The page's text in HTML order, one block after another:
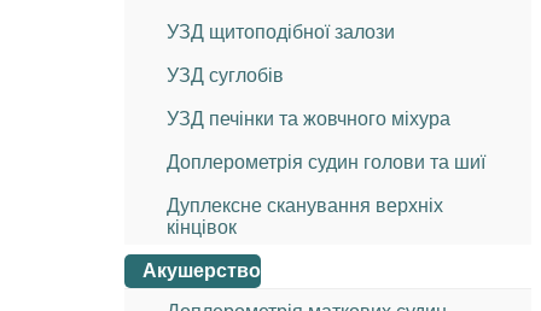
УЗД щитоподібної залози
УЗД суглобів
УЗД печінки та жовчного міхура
Доплерометрія судин голови та шиї
Дуплексне сканування верхніх
кінцівок
Акушерство